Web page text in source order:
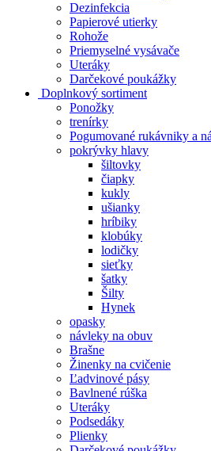
Dezinfekcia
Papierové utierky
Rohože
Priemyselné vysávače
Uteráky
Darčekové poukážky
Doplnkový sortiment
Ponožky
trenírky
Pogumované rukávniky a
pokrývky hlavy
šiltovky
čiapky
kukly
ušianky
hríbiky
klobúky
lodičky
sieťky
šatky
Šilty
Hynek
opasky
návleky na obuv
Brašne
Žinenky na cvičenie
Ľadvinové pásy
Bavlnené rúška
Uteráky
Podsedáky
Plienky